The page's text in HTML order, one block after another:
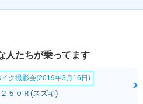
人たちが乗ってます
ク撮影会(2019年3月16日)
５０Ｒ(スズキ)